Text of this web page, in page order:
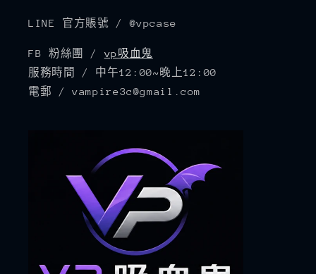
LINE 官方賬號 / @vpcase
FB 粉絲團 / vp吸血鬼
服務時間 / 中午12:00~晚上12:00
電郵 / vampire3c@gmail.com